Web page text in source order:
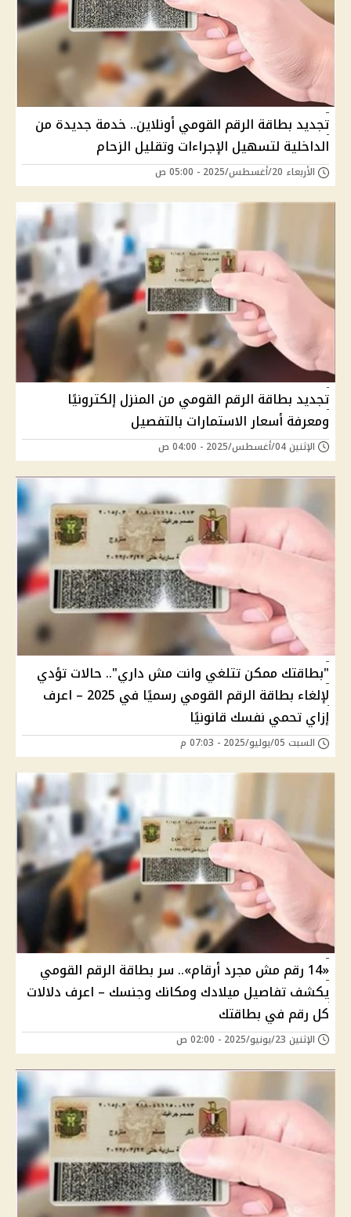
تجديد بطاقة الرقم القومي أونلاين.. خدمة جديدة من
الداخلية لتسهيل الإجراءات وتقليل الزحام
الأربعاء 20/أغسطس/2025 - 05:00 ص
تجديد بطاقة الرقم القومي من المنزل إلكترونيًا
ومعرفة أسعار الاستمارات بالتفصيل
الإثنين 04/أغسطس/2025 - 04:00 ص
"بطاقتك ممكن تتلغي وانت مش داري".. حالات تؤدي
لإلغاء بطاقة الرقم القومي رسميًا في 2025 – اعرف
إزاي تحمي نفسك قانونيًا
السبت 05/يوليو/2025 - 07:03 م
«14 رقم مش مجرد أرقام».. سر بطاقة الرقم القومي
يكشف تفاصيل ميلادك ومكانك وجنسك – اعرف دلالات
كل رقم في بطاقتك
الإثنين 23/يونيو/2025 - 02:00 ص